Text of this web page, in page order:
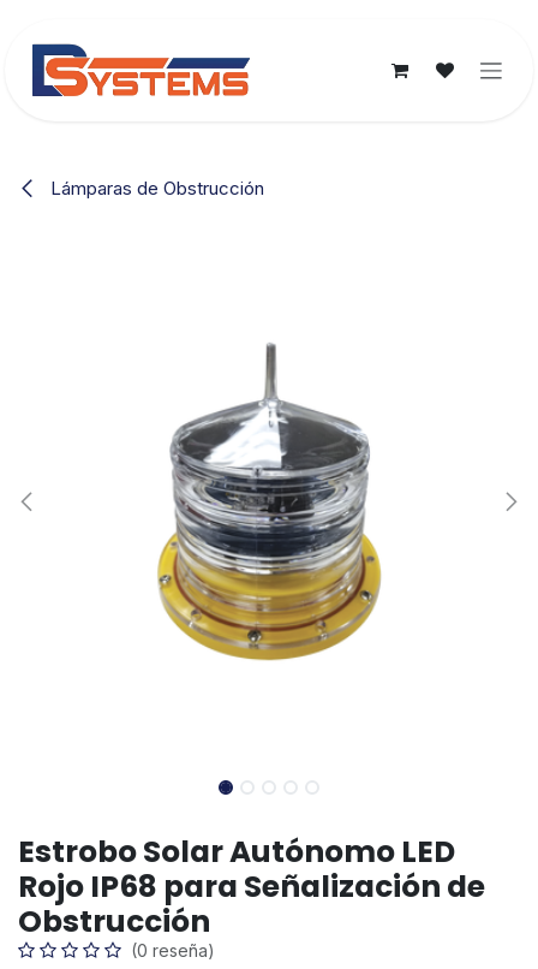
Lámparas de Obstrucción
Estrobo Solar Autónomo LED
Rojo IP68 para Señalización de
Obstrucción
(0 reseña)